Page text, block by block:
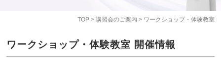
TOP> 講習会のご案内 > ワークショップ・体験教室
ワークショップ・体験教室 開催情報